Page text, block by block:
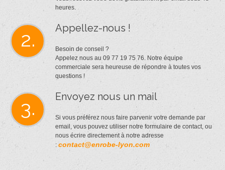
heures.
2. Appellez-nous !
Besoin de conseil ?
Appelez nous au 09 77 19 75 76. Notre équipe
commerciale sera heureuse de répondre à toutes vos
questions !
3. Envoyez nous un mail
Si vous préférez nous faire parvenir votre demande par
email, vous pouvez utiliser notre formulaire de contact, ou
nous écrire directement à notre adresse
: contact@enrobe-lyon.com